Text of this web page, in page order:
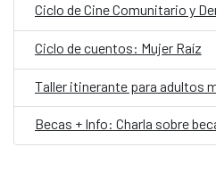
Ciclo de cuentos: Mujer Raíz